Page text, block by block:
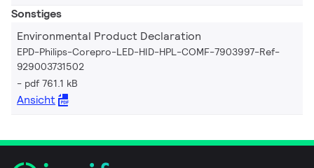
Sonstiges
Environmental Product Declaration
EPD-Philips-Corepro-LED-HID-HPL-COMF-7903997-Ref-
929003731502
pdf 761.1 kB
Ansicht